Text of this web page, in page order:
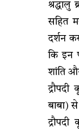
श्रद्धालु
सहित
दर्शन
कि इन
शांति
बाबा)